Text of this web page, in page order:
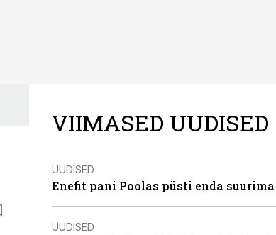
VIIMASED UUDISED
UUDISED
Enefit pani Poolas püsti enda
UUDISED